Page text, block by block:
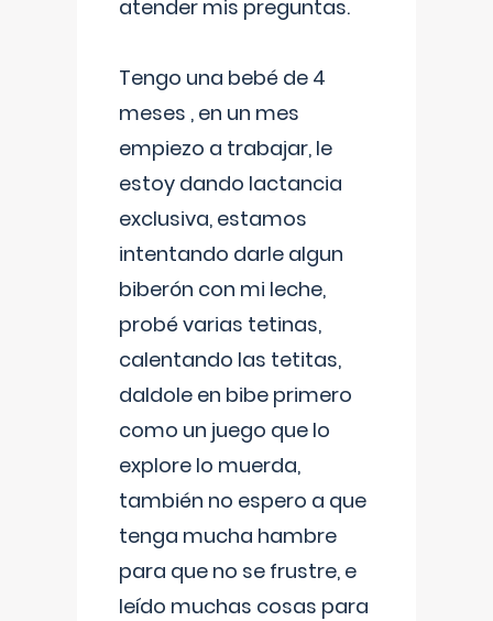
atender mis preguntas.
Tengo una bebé de 4
meses , en un mes
empiezo a trabajar, le
estoy dando lactancia
exclusiva, estamos
intentando darle algun
biberón con mi leche,
probé varias tetinas,
calentando las tetitas,
daldole en bibe primero
como un juego que lo
explore lo muerda,
también no espero a que
tenga mucha hambre
para que no se frustre, e
leído muchas cosas para